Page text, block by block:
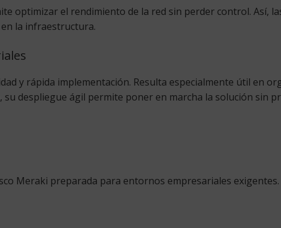
optimizar el rendimiento de la red sin perder control. Así,
la infraestructura.
y rápida implementación. Resulta especialmente útil en
despliegue ágil permite poner en marcha la solución sin
Meraki preparada para entornos empresariales exigentes.